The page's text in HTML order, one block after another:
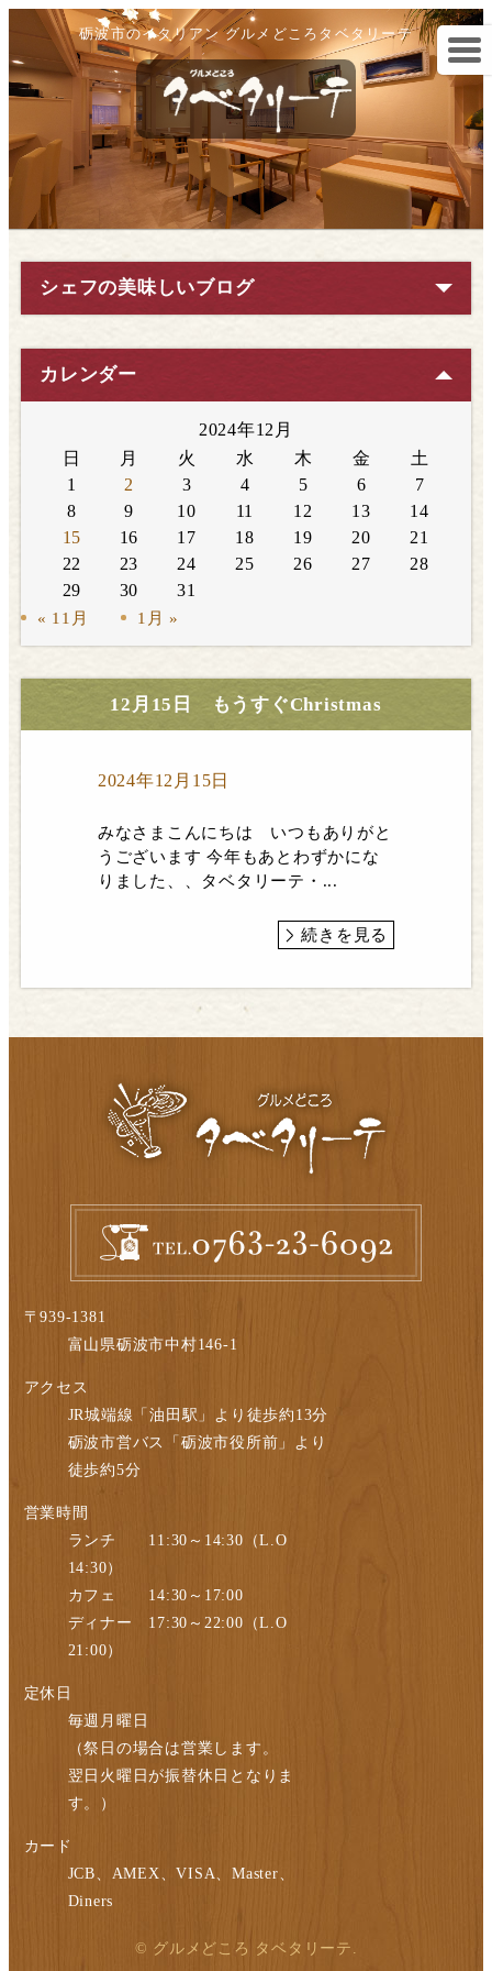
砺波市のイタリアン グルメどころタベタリーテ
シェフの美味しいブログ
カレンダー
2024年12月
日
月 火 水 木 金
土
1
2 3 4 5 6
7
8
9 10 11 12 13
14
15
16 17 18 19 20
21
22
23 24 25 26 27
28
29
30 31
« 11月 1月 »
12月15日 もうすぐChristmas
2024年12月15日
みなさまこんにちは いつもありがと
うございます 今年もあとわずかにな
りました、、タベタリーテ・...
続きを見る
〒939-1381
富山県砺波市中村146-1
アクセス
JR城端線「油田駅」より徒歩約13分
砺波市営バス「砺波市役所前」より
徒歩約5分
営業時間
ランチ 11:30～14:30（L.O
14:30）
カフェ 14:30～17:00
ディナー 17:30～22:00（L.O
21:00）
定休日
毎週月曜日
（祭日の場合は営業します。
翌日火曜日が振替休日となりま
す。）
カード
JCB、AMEX、VISA、Master、
Diners
© グルメどころ タベタリーテ.